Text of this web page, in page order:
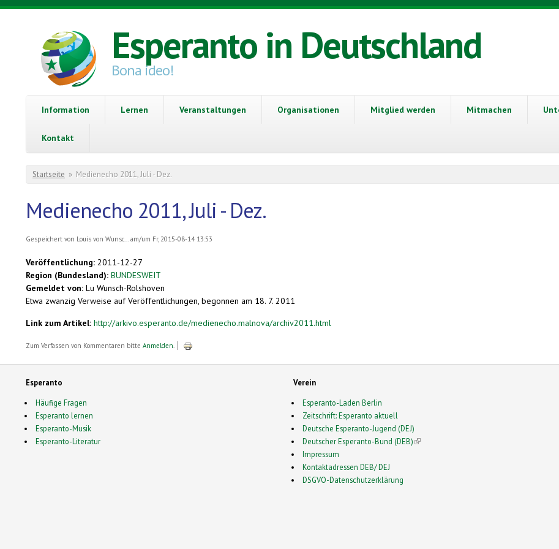
Direkt zum Inhalt
Esperanto in Deutschland
Bona ideo!
Information Lernen Veranstaltungen Organisationen Mitglied werden Mitmachen
Kontakt
Sie sind hier
Startseite » Medienecho 2011, Juli - Dez.
Medienecho 2011, Juli - Dez.
Gespeichert von Louis von Wunsc...am/um Fr, 2015-08-14 13:53
Veröffentlichung: 2011-12-27
Region (Bundesland): BUNDESWEIT
Gemeldet von: Lu Wunsch-Rolshoven
Etwa zwanzig Verweise auf Veröffentlichungen, begonnen am 18. 7. 2011
Link zum Artikel: http://arkivo.esperanto.de/medienecho.malnova/archiv2011.html
Zum Verfassen von Kommentaren bitte Anmelden.
Esperanto
Häufige Fragen
Esperanto lernen
Esperanto-Musik
Esperanto-Literatur
Verein
Esperanto-Laden Berlin
Zeitschrift: Esperanto aktuell
Deutsche Esperanto-Jugend (DEJ)
Deutscher Esperanto-Bund (DEB)(link is external)
Impressum
Kontaktadressen DEB/ DEJ
DSGVO-Datenschutzerklärung